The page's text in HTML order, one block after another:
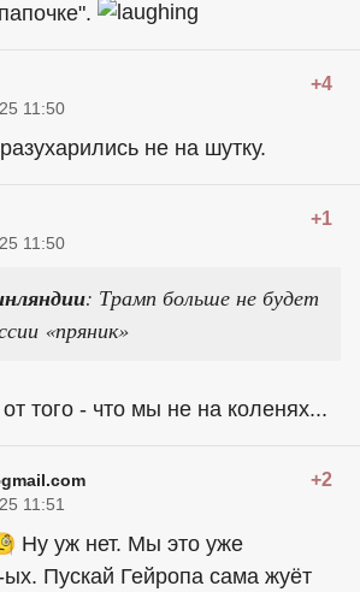
+4
11:50
не на шутку.
+1
11:50
: Трамп больше не будет
«пряник»
того - что мы не на коленях...
+2
11:51
Ну уж нет. Мы это уже
Пускай Гейропа сама жуёт